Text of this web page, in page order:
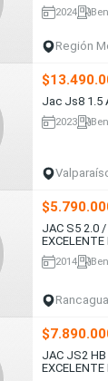
2024
Región
2023
JAC S5 2.0 / AÑO
EXCELENTE
2014
Rancagua
JAC JS2 HB
EXCELENTE